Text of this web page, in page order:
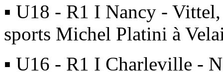
▪ U18 - R1 I Nancy - Vittel,
sports Michel Platini à
▪ U16 - R1 I Charleville -